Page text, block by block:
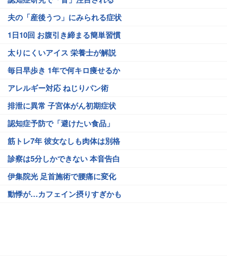
夫の「産後うつ」にみられる症状
1日10回 お腹引き締まる簡単習慣
太りにくいアイス 栄養士が解説
毎日早歩き 1年で何キロ痩せるか
アレルギー対応 ねじりパン術
排泄に異常 子宮体がん初期症状
認知症予防で「避けたい食品」
筋トレ7年 彼女なしも肉体は別格
診察は5分しかできない 本音告白
伊集院光 足首施術で腰痛に変化
動悸が…カフェイン摂りすぎかも